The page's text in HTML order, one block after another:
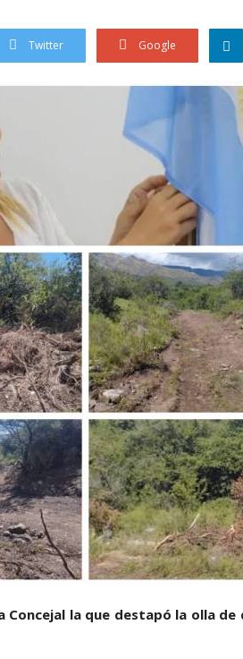
Twitter Google
la que destapó la olla